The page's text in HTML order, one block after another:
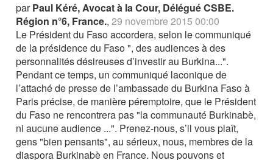
parPaul Kéré, Avocat à la Cour, Délégué CSBE.
Région n°6, France.,29 novembre 2015 00:00
Le Président du Faso accordera, selon le communiqué
de la présidence du Faso ", des audiences à des
personnalités désireuses d’investir au Burkina...".
Pendant ce temps, un communiqué laconique de
l’attaché de presse de l’ambassade du Burkina Faso à
Paris précise, de manière péremptoire, que le Président
du Faso ne rencontrera pas "la communauté Burkinabè,
ni aucune audience ...". Prenez-nous, s’il vous plaît,
gens "bien pensants", au sérieux, nous, membres de la
diaspora Burkinabè en France. Nous pouvons et